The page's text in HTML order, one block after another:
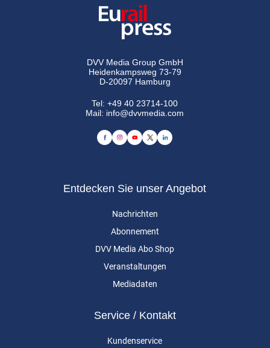
DVV Media Group GmbH
Heidenkampsweg 73-79
D-20097 Hamburg
Tel:+49 40 23714-100
Mail: info@dvvmedia.com
Entdecken Sie unser Angebot
Nachrichten
Abonnement
DVV Media Abo Shop
Veranstaltungen
Mediadaten
Service / Kontakt
Kundenservice